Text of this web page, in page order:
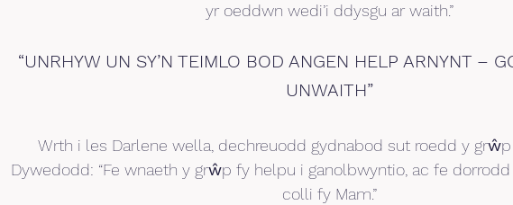
yr oeddwn wedi’i ddysgu ar waith.”
“UNRHYW UN SY’N TEIMLO BOD ANGEN HELP ARNYNT –
UNWAITH”
Wrth i les Darlene wella, dechreuodd gydnabod sut roedd y
Dywedodd: “Fe wnaeth y grŵp fy helpu i ganolbwyntio, ac fe
colli fy Mam.”